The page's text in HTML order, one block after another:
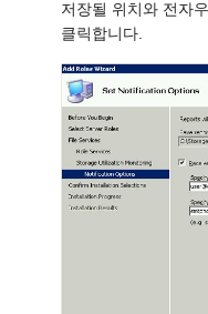
저장될 위치와 전자
클릭합니다.